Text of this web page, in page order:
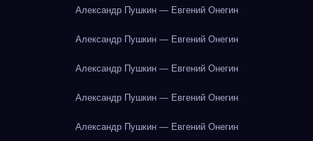
Александр Пушкин — Евгений Онегин
Александр Пушкин — Евгений Онегин
Александр Пушкин — Евгений Онегин
Александр Пушкин — Евгений Онегин
Александр Пушкин — Евгений Онегин